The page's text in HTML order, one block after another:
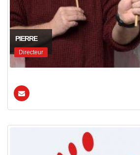
PIERRE
Directeur